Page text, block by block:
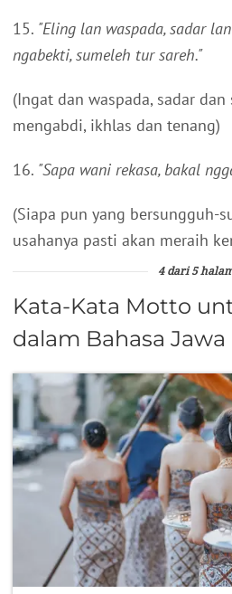
15. "Eling lan waspada, sadar
ngabekti, sumeleh tur sareh."
(Ingat dan waspada, sadar dan
mengabdi, ikhlas dan tenang)
16. "Sapa wani rekasa, bakal
(Siapa pun yang bersungguh-
usahanya pasti akan meraih
4 dari 5
Kata-Kata Motto
dalam Bahasa Jawa